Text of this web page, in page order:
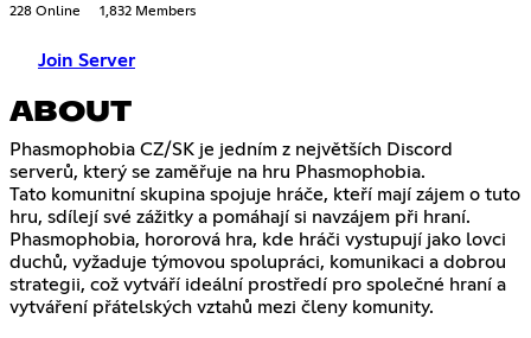
228 Online 1,832 Members
Join Server
ABOUT
Phasmophobia CZ/SK je jedním z největších Discord
serverů, který se zaměřuje na hru Phasmophobia.
Tato komunitní skupina spojuje hráče, kteří mají zájem o tuto
hru, sdílejí své zážitky a pomáhají si navzájem při hraní.
Phasmophobia, hororová hra, kde hráči vystupují jako lovci
duchů, vyžaduje týmovou spolupráci, komunikaci a dobrou
strategii, což vytváří ideální prostředí pro společné hraní a
vytváření přátelských vztahů mezi členy komunity.